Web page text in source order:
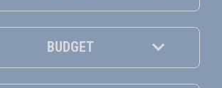
BUDGET